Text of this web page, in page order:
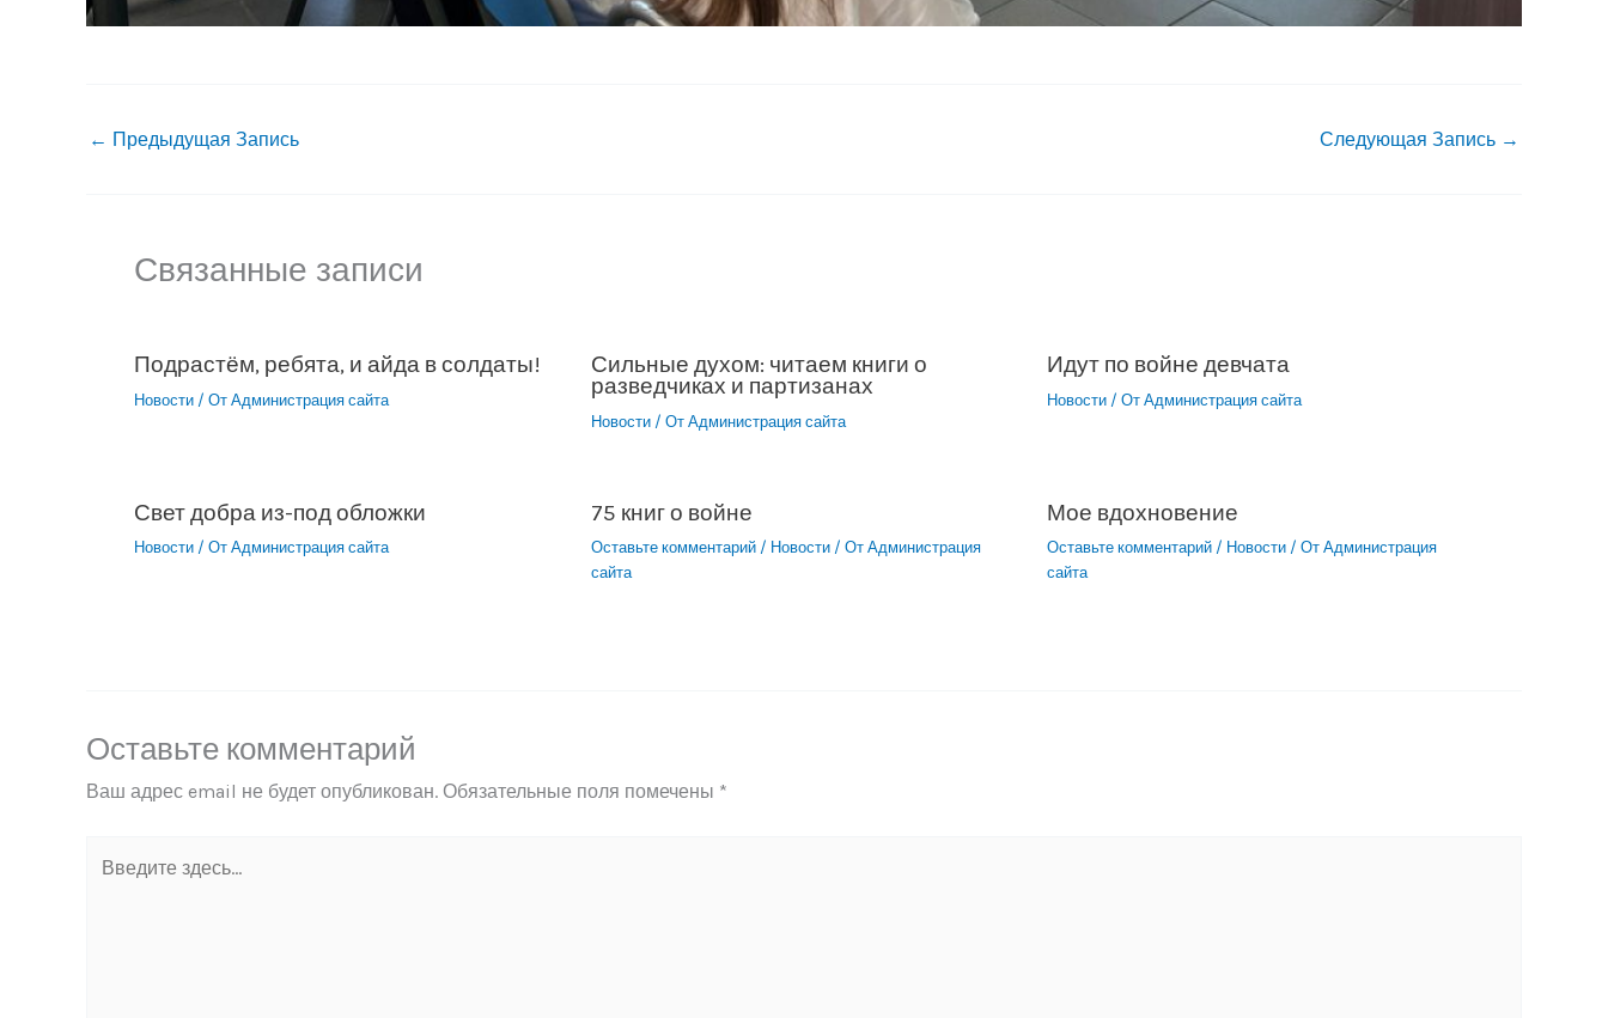
← Предыдущая Запись Следующая Запись →
Связанные записи
Подрастём, ребята, и айда в солдаты!
Новости / От Администрация сайта
Сильные духом: читаем книги о
разведчиках и партизанах
Новости/ От Администрация сайта
Идут по войне девчата
Новости / ОтАдминистрация сайта
Свет добра из-под обложки
Новости / От Администрация сайта
75 книг о войне
Оставьте комментарий / Новости/ От Администрация
сайта
Мое вдохновение
Оставьте комментарий / Новости / ОтАдминистрация
сайта
Оставьте комментарий
Ваш адрес email не будет опубликован. Обязательные поля помечены *
здесь...